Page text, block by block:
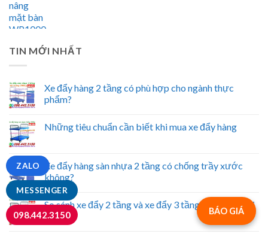
TIN MỚI NHẤT
Xe đẩy hàng 2 tầng có phù hợp cho ngành thực
phẩm?
Những tiêu chuẩn cần biết khi mua xe đẩy hàng
Xe đẩy hàng sàn nhựa 2 tầng có chống trầy xước
không?
So sánh xe đẩy 2 tầng và xe đẩy 3 tầng nên chọn loại
nào?
BÁO GIÁ
MESSENGER
ZALO
098.442.3150